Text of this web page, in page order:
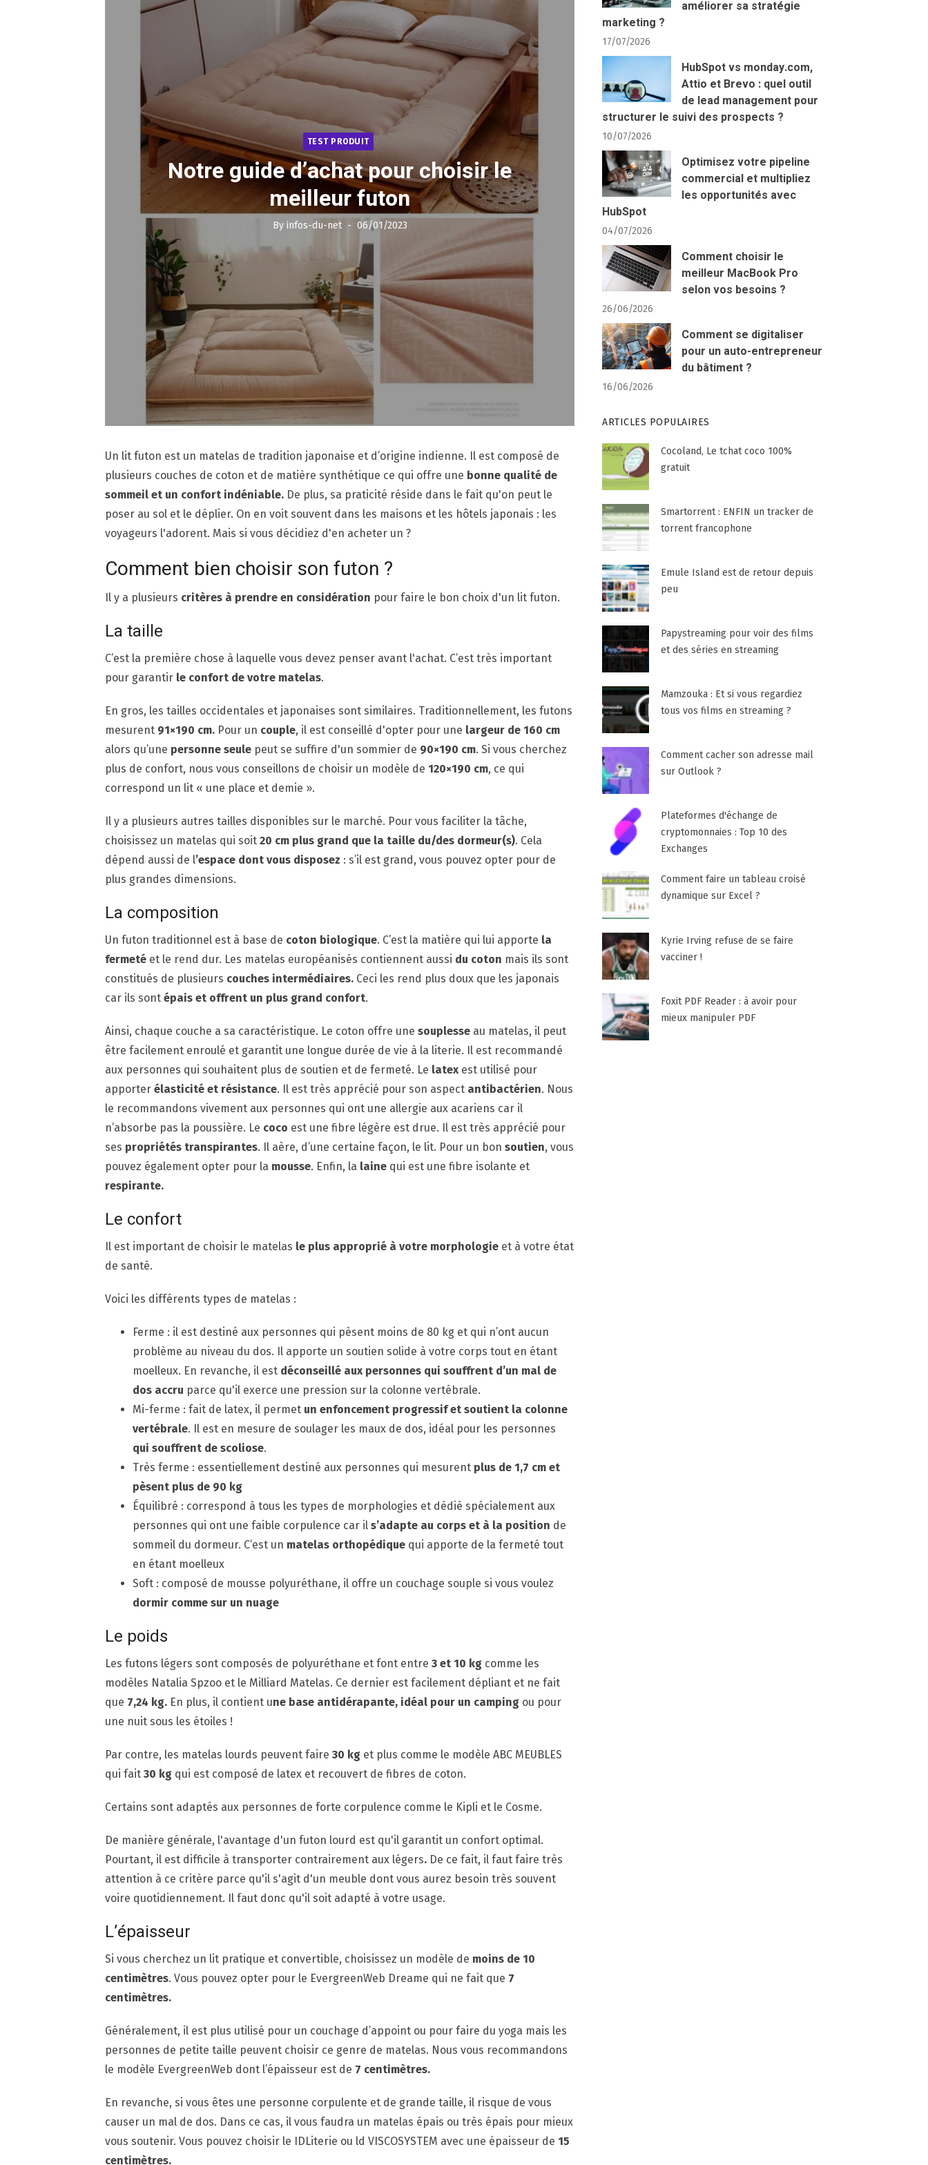
TEST PRODUIT
Notre guide d’achat pour choisir le
meilleur futon
By infos-du-net
Posted
06/01/2023
Un lit futon est un matelas de tradition japonaise et d’origine indienne. Il est composé de
plusieurs couches de coton et de matière synthétique ce qui offre une bonne qualité de
sommeil et un confort indéniable. De plus, sa praticité réside dans le fait qu'on peut le
poser au sol et le déplier. On en voit souvent dans les maisons et les hôtels japonais : les
voyageurs l'adorent. Mais si vous décidiez d'en acheter un ?
Comment bien choisir son futon ?
Il y a plusieurs critères à prendre en considération pour faire le bon choix d'un lit futon.
La taille
C’est la première chose à laquelle vous devez penser avant l'achat. C’est très important
pour garantir le confort de votre matelas.
En gros, les tailles occidentales et japonaises sont similaires. Traditionnellement, les futons
mesurent 91×190 cm. Pour un couple, il est conseillé d'opter pour une largeur de 160 cm
alors qu’une personne seule peut se suffire d'un sommier de 90×190 cm. Si vous cherchez
plus de confort, nous vous conseillons de choisir un modèle de 120×190 cm, ce qui
correspond un lit « une place et demie ».
Il y a plusieurs autres tailles disponibles sur le marché. Pour vous faciliter la tâche,
choisissez un matelas qui soit 20 cm plus grand que la taille du/des dormeur(s). Cela
dépend aussi de l’espace dont vous disposez : s’il est grand, vous pouvez opter pour de
plus grandes dimensions.
La composition
Un futon traditionnel est à base de coton biologique. C’est la matière qui lui apporte la
fermeté et le rend dur. Les matelas européanisés contiennent aussi du coton mais ils sont
constitués de plusieurs couches intermédiaires. Ceci les rend plus doux que les japonais
car ils sont épais et offrent un plus grand confort.
Ainsi, chaque couche a sa caractéristique. Le coton offre une souplesse au matelas, il peut
être facilement enroulé et garantit une longue durée de vie à la literie. Il est recommandé
aux personnes qui souhaitent plus de soutien et de fermeté. Le latex est utilisé pour
apporter élasticité et résistance. Il est très apprécié pour son aspect antibactérien. Nous
le recommandons vivement aux personnes qui ont une allergie aux acariens car il
n’absorbe pas la poussière. Le coco est une fibre légère est drue. Il est très apprécié pour
ses propriétés transpirantes. Il aère, d’une certaine façon, le lit. Pour un bon soutien, vous
pouvez également opter pour la mousse. Enfin, la laine qui est une fibre isolante et
respirante.
Le confort
Il est important de choisir le matelas le plus approprié à votre morphologie et à votre état
de santé.
Voici les différents types de matelas :
Ferme : il est destiné aux personnes qui pèsent moins de 80 kg et qui n’ont aucun
problème au niveau du dos. Il apporte un soutien solide à votre corps tout en étant
moelleux. En revanche, il est déconseillé aux personnes qui souffrent d’un mal de
dos accru parce qu'il exerce une pression sur la colonne vertébrale.
Mi-ferme : fait de latex, il permet un enfoncement progressif et soutient la colonne
vertébrale. Il est en mesure de soulager les maux de dos, idéal pour les personnes
qui souffrent de scoliose.
Très ferme : essentiellement destiné aux personnes qui mesurent plus de 1,7 cm et
pèsent plus de 90 kg
Équilibré : correspond à tous les types de morphologies et dédié spécialement aux
personnes qui ont une faible corpulence car il s’adapte au corps et à la position de
sommeil du dormeur. C’est un matelas orthopédique qui apporte de la fermeté tout
en étant moelleux
Soft : composé de mousse polyuréthane, il offre un couchage souple si vous voulez
dormir comme sur un nuage
Le poids
Les futons légers sont composés de polyuréthane et font entre 3 et 10 kg comme les
modèles Natalia Spzoo et le Milliard Matelas. Ce dernier est facilement dépliant et ne fait
que 7,24 kg. En plus, il contient une base antidérapante, idéal pour un camping ou pour
une nuit sous les étoiles !
Par contre, les matelas lourds peuvent faire 30 kg et plus comme le modèle ABC MEUBLES
qui fait 30 kg qui est composé de latex et recouvert de fibres de coton.
Certains sont adaptés aux personnes de forte corpulence comme le Kipli et le Cosme.
De manière générale, l'avantage d'un futon lourd est qu'il garantit un confort optimal.
Pourtant, il est difficile à transporter contrairement aux légers. De ce fait, il faut faire très
attention à ce critère parce qu'il s'agit d'un meuble dont vous aurez besoin très souvent
voire quotidiennement. Il faut donc qu'il soit adapté à votre usage.
L’épaisseur
Si vous cherchez un lit pratique et convertible, choisissez un modèle de moins de 10
centimètres. Vous pouvez opter pour le EvergreenWeb Dreame qui ne fait que 7
centimètres.
Généralement, il est plus utilisé pour un couchage d’appoint ou pour faire du yoga mais les
personnes de petite taille peuvent choisir ce genre de matelas. Nous vous recommandons
le modèle EvergreenWeb dont l’épaisseur est de 7 centimètres.
En revanche, si vous êtes une personne corpulente et de grande taille, il risque de vous
causer un mal de dos. Dans ce cas, il vous faudra un matelas épais ou très épais pour mieux
vous soutenir. Vous pouvez choisir le IDLiterie ou ld VISCOSYSTEM avec une épaisseur de 15
centimètres.
améliorer sa stratégie
marketing ?
17/07/2026
HubSpot vs monday.com,
Attio et Brevo : quel outil
de lead management pour
structurer le suivi des prospects ?
10/07/2026
Optimisez votre pipeline
commercial et multipliez
les opportunités avec
HubSpot
04/07/2026
Comment choisir le
meilleur MacBook Pro
selon vos besoins ?
26/06/2026
Comment se digitaliser
pour un auto-entrepreneur
du bâtiment ?
16/06/2026
ARTICLES POPULAIRES
Cocoland, Le tchat coco 100%
gratuit
Smartorrent : ENFIN un tracker de
torrent francophone
Emule Island est de retour depuis
peu
Papystreaming pour voir des films
et des séries en streaming
Mamzouka : Et si vous regardiez
tous vos films en streaming ?
Comment cacher son adresse mail
sur Outlook ?
Plateformes d'échange de
cryptomonnaies : Top 10 des
Exchanges
Comment faire un tableau croisé
dynamique sur Excel ?
Kyrie Irving refuse de se faire
vacciner !
Foxit PDF Reader : à avoir pour
mieux manipuler PDF